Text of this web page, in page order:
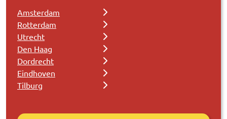
Amsterdam
Rotterdam
Utrecht
Den Haag
Dordrecht
Eindhoven
Tilburg